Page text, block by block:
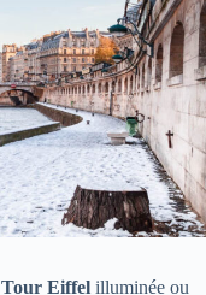
Tour Eiffel illuminée ou